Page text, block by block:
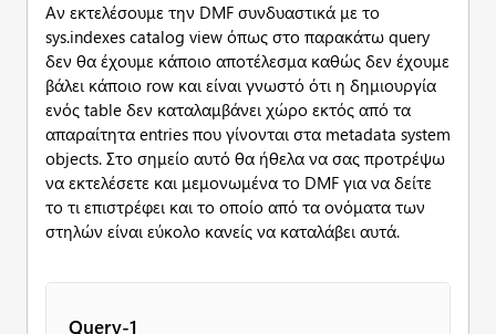
Αν εκτελέσουμε την DMF συνδυαστικά με το
sys.indexes catalog view όπως στο παρακάτω query
δεν θα έχουμε κάποιο αποτέλεσμα καθώς δεν έχουμε
βάλει κάποιο row και είναι γνωστό ότι η δημιουργία
ενός table δεν καταλαμβάνει χώρο εκτός από τα
απαραίτητα entries που γίνονται στα metadata system
objects. Στο σημείο αυτό θα ήθελα να σας προτρέψω
να εκτελέσετε και μεμονωμένα το DMF για να δείτε
το τι επιστρέφει και το οποίο από τα ονόματα των
στηλών είναι εύκολο κανείς να καταλάβει αυτά.
Query-1